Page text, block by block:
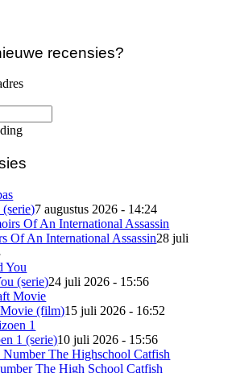
recensies?
(serie)7 augustus 2026 - 14:24
Of An International Assassin28 juli
(serie)24 juli 2026 - 15:56
(film)15 juli 2026 - 16:52
1 (serie)10 juli 2026 - 15:56
The High School Catfish